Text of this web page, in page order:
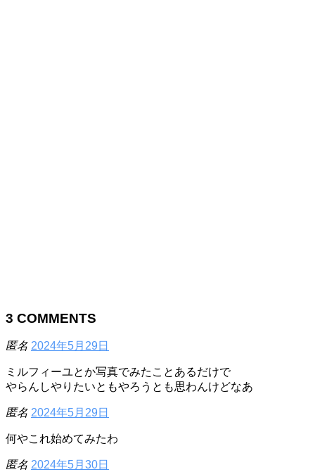
3 COMMENTS
匿名 2024年5月29日
ミルフィーユとか写真でみたことあるだけで
やらんしやりたいともやろうとも思わんけどなあ
匿名 2024年5月29日
何やこれ始めてみたわ
匿名 2024年5月30日